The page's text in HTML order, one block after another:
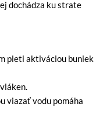
dochádza ku strate
pleti aktiváciou buniek
viazať vodu pomáha